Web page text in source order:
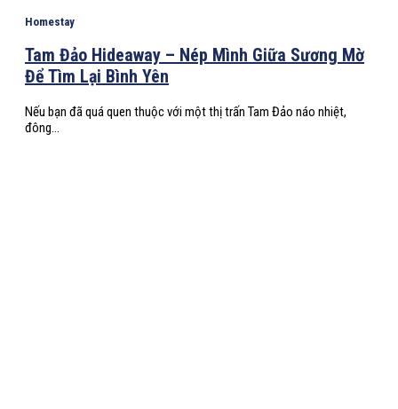
Homestay
Tam Đảo Hideaway – Nép Mình Giữa Sương Mờ
Để Tìm Lại Bình Yên
Nếu bạn đã quá quen thuộc với một thị trấn Tam Đảo náo nhiệt,
đông...